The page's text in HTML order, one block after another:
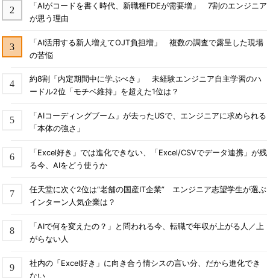
「AIがコードを書く時代、新職種FDEが需要増」 7割のエンジニア
が思う理由
「AI活用する新人増えてOJT負担増」 複数の調査で露呈した現場
の苦悩
約8割「内定期間中に学ぶべき」 未経験エンジニア自主学習のハ
ードル2位「モチベ維持」を超えた1位は？
「AIコーディングブーム」が去ったUSで、エンジニアに求められる
「本体の強さ」
「Excel好き」では進化できない、「Excel/CSVでデータ連携」が残
る今、AIをどう使うか
任天堂に次ぐ2位は“老舗の国産IT企業” エンジニア志望学生が選ぶ
インターン人気企業は？
「AIで何を変えたの？」と問われる今、転職で年収が上がる人／上
がらない人
社内の「Excel好き」に向き合う情シスの言い分、だから進化でき
ない